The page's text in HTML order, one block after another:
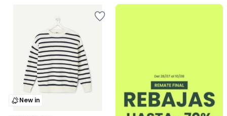
New in
.